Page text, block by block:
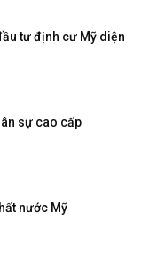
tư định cư Mỹ diện
sự cao cấp
nước Mỹ